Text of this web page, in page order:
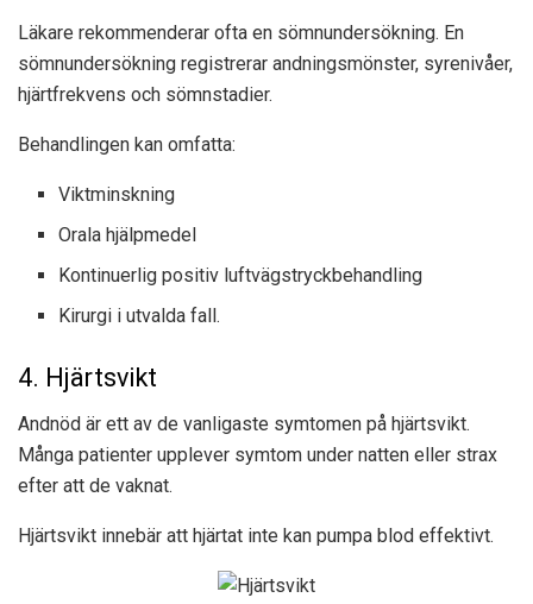
Läkare rekommenderar ofta en sömnundersökning. En
sömnundersökning registrerar andningsmönster, syrenivåer,
hjärtfrekvens och sömnstadier.
Behandlingen kan omfatta:
Viktminskning
Orala hjälpmedel
Kontinuerlig positiv luftvägstryckbehandling
Kirurgi i utvalda fall.
4. Hjärtsvikt
Andnöd är ett av de vanligaste symtomen på hjärtsvikt.
Många patienter upplever symtom under natten eller strax
efter att de vaknat.
Hjärtsvikt innebär att hjärtat inte kan pumpa blod effektivt.